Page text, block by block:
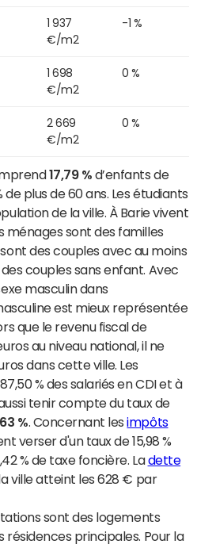
1 937
€/m2
-1 %
1 698
€/m2
0 %
2 669
€/m2
0 %
17,79 % d’enfants de
de plus de 60 ans. Les étudiants
de la ville. À Barie vivent
ménages sont des familles
des couples avec au moins
couples sans enfant. Avec
masculin dans
est mieux représentée
que le revenu fiscal de
au niveau national, il ne
dans cette ville. Les
% des salariés en CDI et à
tenir compte du taux de
% . Concernant lesimpôts
verser d'un taux de 15,98 %
% de taxe foncière. Ladette
ville atteint les 628 € par
sont des logements
résidences principales. Pour la